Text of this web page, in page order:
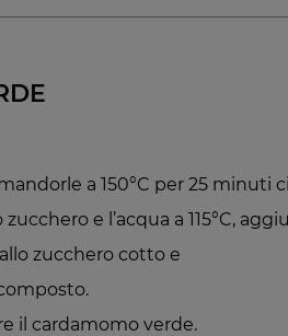
a 150°C per 25 minuti
e l’acqua a 115°C,
zucchero cotto e
il cardamomo verde.